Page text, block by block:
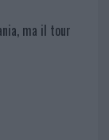
ma il tour